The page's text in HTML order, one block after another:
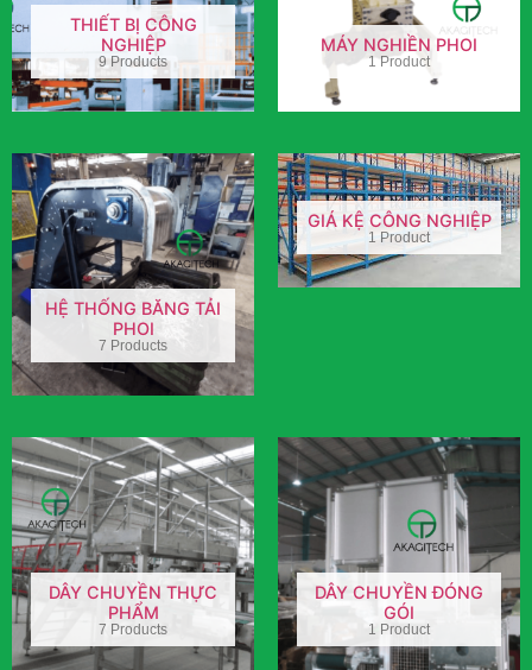
THIẾT BỊ CÔNG
NGHIỆP
9 Products
MÁY NGHIỀN PHOI
1 Product
HỆ THỐNG BĂNG TẢI
PHOI
7 Products
GIÁ KỆ CÔNG NGHIỆP
1 Product
DÂY CHUYỀN THỰC
PHẨM
7 Products
DÂY CHUYỀN ĐÓNG
GÓI
1 Product